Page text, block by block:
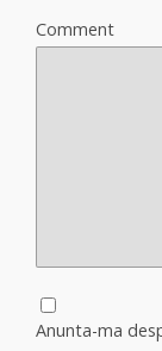
Comment
Anunta-ma